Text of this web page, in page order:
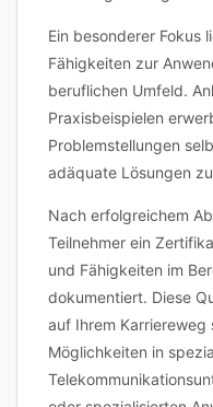
Ein besonderer Fokus
Fähigkeiten zur
beruflichen Umfeld.
Praxisbeispielen
Problemstellungen
adäquate Lösungen
Nach erfolgreichem
Teilnehmer ein
und Fähigkeiten im
dokumentiert. Diese
auf Ihrem
Möglichkeiten in